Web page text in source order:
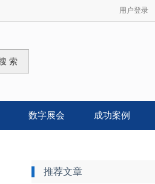
用户登录
数字展会 成功案例
推荐文章